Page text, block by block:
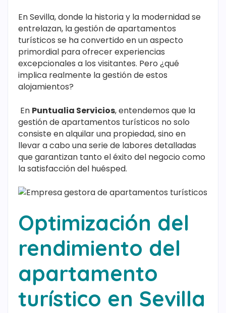
En Sevilla, donde la historia y la modernidad se
entrelazan, la gestión de apartamentos
turísticos se ha convertido en un aspecto
primordial para ofrecer experiencias
excepcionales a los visitantes. Pero ¿qué
implica realmente la gestión de estos
alojamientos?
En Puntualia Servicios, entendemos que la
gestión de apartamentos turísticos no solo
consiste en alquilar una propiedad, sino en
llevar a cabo una serie de labores detalladas
que garantizan tanto el éxito del negocio como
la satisfacción del huésped.
Optimización del
rendimiento del
apartamento
turístico en Sevilla